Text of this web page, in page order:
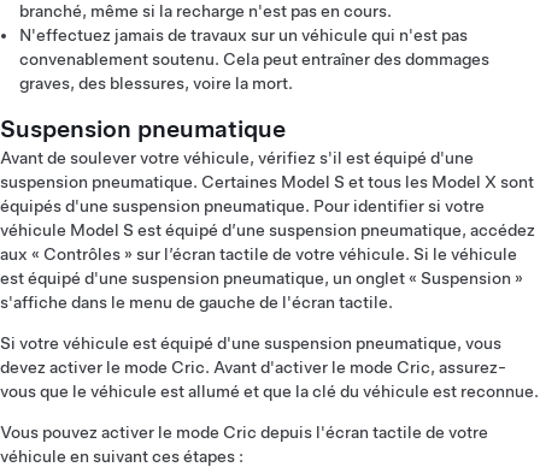
branché, même si la recharge n'est pas en cours.
N'effectuez jamais de travaux sur un véhicule qui n'est pas
convenablement soutenu. Cela peut entraîner des dommages
graves, des blessures, voire la mort.
Suspension pneumatique
Avant de soulever votre véhicule, vérifiez s'il est équipé d'une
suspension pneumatique. Certaines Model S et tous les Model X sont
équipés d'une suspension pneumatique. Pour identifier si votre
véhicule Model S est équipé d’une suspension pneumatique, accédez
aux « Contrôles » sur l’écran tactile de votre véhicule. Si le véhicule
est équipé d'une suspension pneumatique, un onglet « Suspension »
s'affiche dans le menu de gauche de l'écran tactile.
Si votre véhicule est équipé d'une suspension pneumatique, vous
devez activer le mode Cric. Avant d'activer le mode Cric, assurez-
vous que le véhicule est allumé et que la clé du véhicule est reconnue.
Vous pouvez activer le mode Cric depuis l'écran tactile de votre
véhicule en suivant ces étapes :